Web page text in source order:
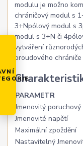
modulu je možno
chráničový modul s
3+Npólový modul s
modul s 3+N či
vytváření
proudového
PARAMETR
Jmenovitý
Jmenovité napětí
Maximální zpoždění
Nastavitelný